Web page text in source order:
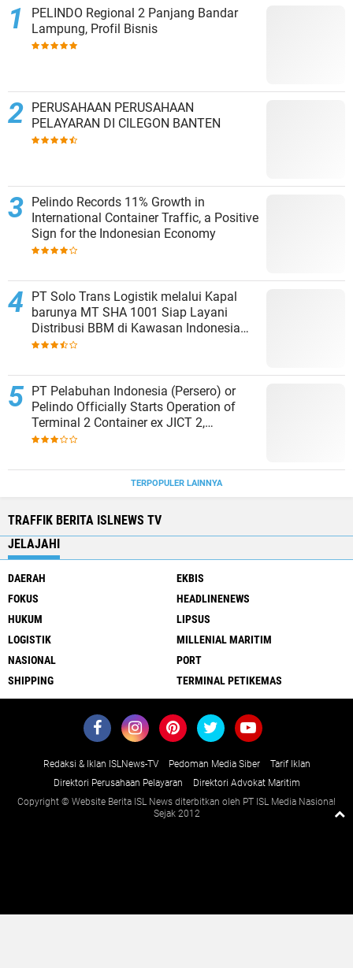
PELINDO Regional 2 Panjang Bandar
Lampung, Profil Bisnis
PERUSAHAAN PERUSAHAAN
PELAYARAN DI CILEGON BANTEN
Pelindo Records 11% Growth in
International Container Traffic, a Positive
Sign for the Indonesian Economy
PT Solo Trans Logistik melalui Kapal
barunya MT SHA 1001 Siap Layani
Distribusi BBM di Kawasan Indonesia
bagian Timur
PT Pelabuhan Indonesia (Persero) or
Pelindo Officially Starts Operation of
Terminal 2 Container ex JICT 2,
Strengthening Productivity of Tanjung
TERPOPULER LAINNYA
TRAFFIK BERITA ISLNEWS TV
JELAJAHI
DAERAH
EKBIS
FOKUS
HEADLINENEWS
HUKUM
LIPSUS
LOGISTIK
MILLENIAL MARITIM
NASIONAL
PORT
SHIPPING
TERMINAL PETIKEMAS
Redaksi & Iklan ISLNews-TV Pedoman Media Siber
Tarif Iklan
Direktori Perusahaan Pelayaran
Direktori Advokat Maritim
Copyright © Website Berita ISL News diterbitkan oleh PT ISL Media Nasional
Sejak 2012